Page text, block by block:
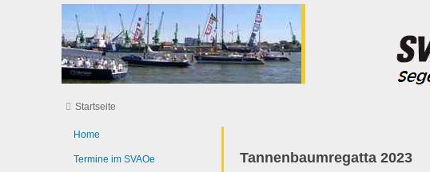
Startseite
Tannenbaumregatta 2023
Home
Termine im SVAOe